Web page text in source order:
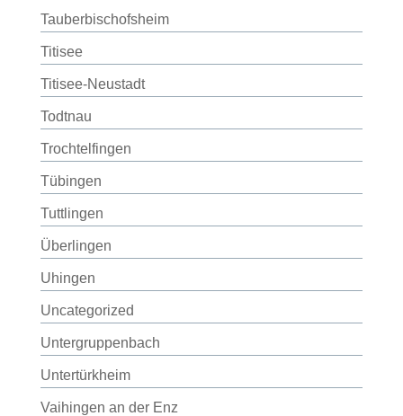
Tauberbischofsheim
Titisee
Titisee-Neustadt
Todtnau
Trochtelfingen
Tübingen
Tuttlingen
Überlingen
Uhingen
Uncategorized
Untergruppenbach
Untertürkheim
Vaihingen an der Enz